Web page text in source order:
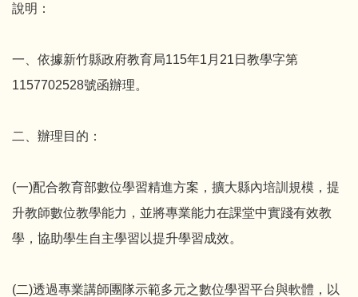
說明：
一、依據新竹縣政府教育局115年1月21日教學字第
1157702528號函辦理。
二、辦理目的：
(一)配合教育部數位學習精進方案，擴大縣內培訓規模，提
升教師數位教學能力，並將專業能力在課堂中實踐有效教
學，協助學生自主學習以提升學習成效。
(二)透過專業講師團隊示範多元之數位學習平台與軟體，以